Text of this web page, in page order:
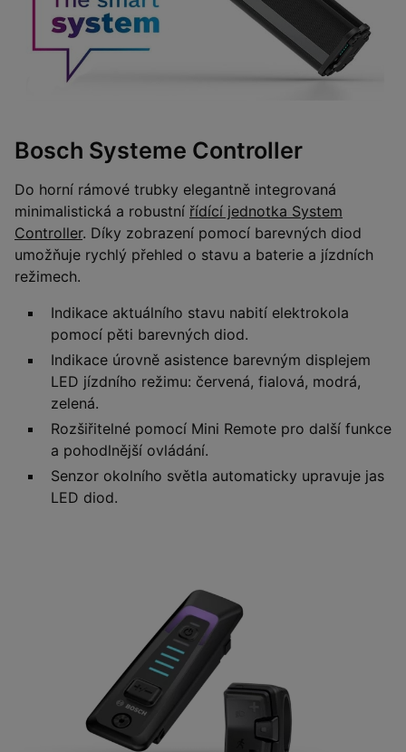
Bosch Systeme Controller
Do horní rámové trubky elegantně integrovaná
minimalistická a robustní řídící jednotka System
Controller. Díky zobrazení pomocí barevných diod
umožňuje rychlý přehled o stavu a baterie a jízdních
režimech.
Indikace aktuálního stavu nabití elektrokola
pomocí pěti barevných diod.
Indikace úrovně asistence barevným displejem
LED jízdního režimu: červená, fialová, modrá,
zelená.
Rozšiřitelné pomocí Mini Remote pro další funkce
a pohodlnější ovládání.
Senzor okolního světla automaticky upravuje jas
LED diod.